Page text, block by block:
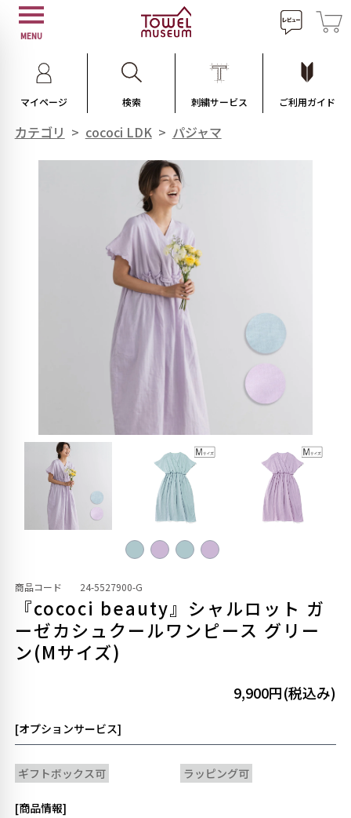
MENU
マイページ 検索 刺繍サービス ご利用ガイド
カテゴリ > cococi LDK > パジャマ
商品コード 24-5527900-G
『cococi beauty』シャルロット ガ
ーゼカシュクールワンピース グリー
ン(Mサイズ)
9,900円(税込み)
[オプションサービス]
ギフトボックス可 ラッピング可
[商品情報]